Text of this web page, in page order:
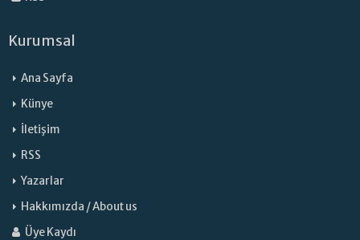
Kurumsal
Ana Sayfa
Künye
İletişim
RSS
Yazarlar
Hakkımızda / About us
Üye Kaydı